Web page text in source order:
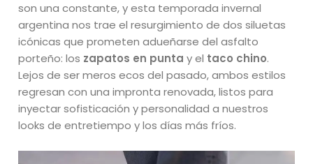
son una constante, y esta temporada invernal
argentina nos trae el resurgimiento de dos siluetas
icónicas que prometen adueñarse del asfalto
porteño: los zapatos en punta y el taco chino.
Lejos de ser meros ecos del pasado, ambos estilos
regresan con una impronta renovada, listos para
inyectar sofisticación y personalidad a nuestros
looks de entretiempo y los días más fríos.